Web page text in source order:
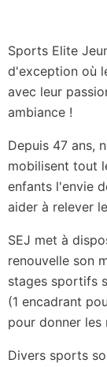
Sports Elite
d'exception où
avec leur
ambiance !
Depuis 47 ans,
mobilisent tout
enfants l'envie
aider à relever
SEJ met à
renouvelle son
stages sportifs
(1 encadrant
pour donner les
Divers sports